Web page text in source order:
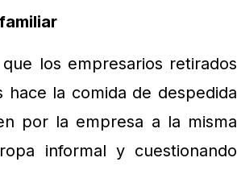
que los empresarios retirados
la comida de despedida
por la empresa a la misma
informal y cuestionando